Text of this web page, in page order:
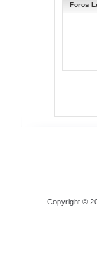
Foros
Copyright ©